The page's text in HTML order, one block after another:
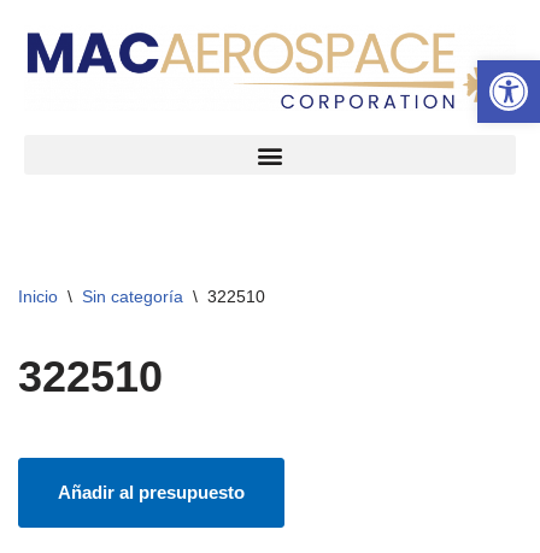
Abrir
Inicio \ Sin categoría \ 322510
322510
Añadir al presupuesto